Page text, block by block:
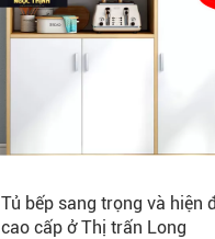
Tủ bếp sang trọng và hiện
cao cấp ở Thị trấn Long